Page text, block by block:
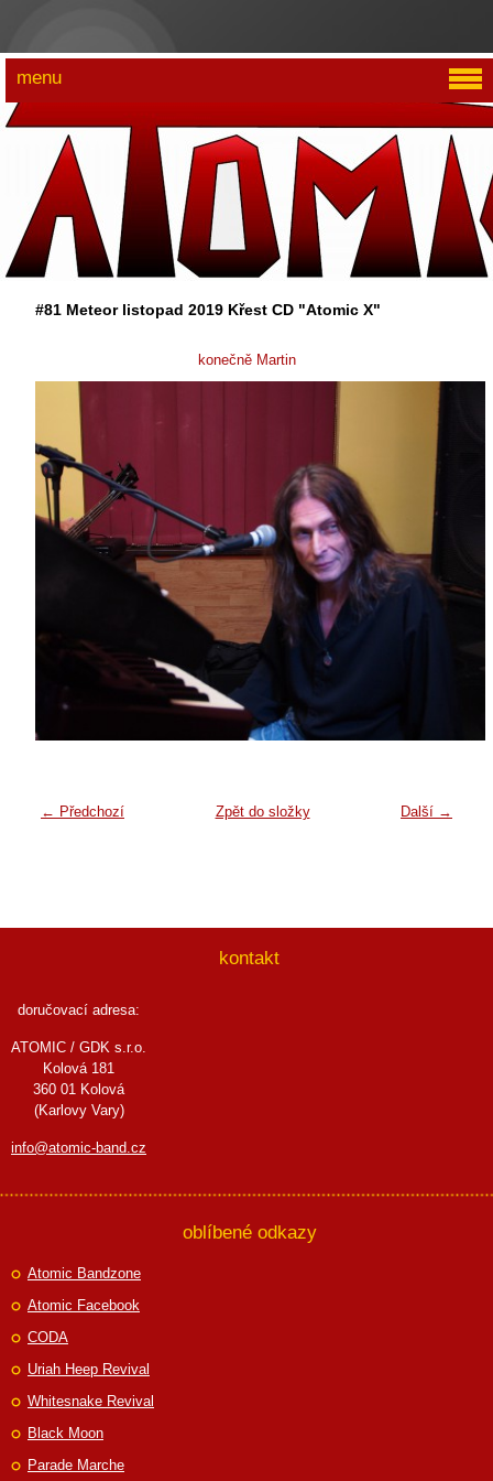
#81 Meteor listopad 2019 Křest CD "Atomic X"
konečně Martin
← Předchozí Další →
Zpět do složky
menu
kontakt
doručovací adresa:
ATOMIC / GDK s.r.o.
Kolová 181
360 01 Kolová
(Karlovy Vary)
info@atomic-band.cz
oblíbené odkazy
Atomic Bandzone
Atomic Facebook
CODA
Uriah Heep Revival
Whitesnake Revival
Black Moon
Parade Marche